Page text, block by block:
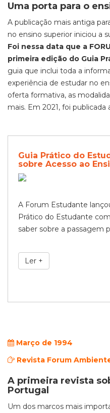
Uma porta para o
A publicação mais antiga
no ensino superior iniciou a
Foi nessa data que a
primeira edição do Guia
guia que inclui toda a
experiência de estudar no
oferta formativa, as
mais. Em 2021, foi publicada
Guia Prático do
sobre Acesso ao
A Forum Estudante
Prático do Estudante
saber sobre a passagem
Ler +
Março de 1994
Revista Forum
A primeira revista
Portugal
Um dos marcos mais